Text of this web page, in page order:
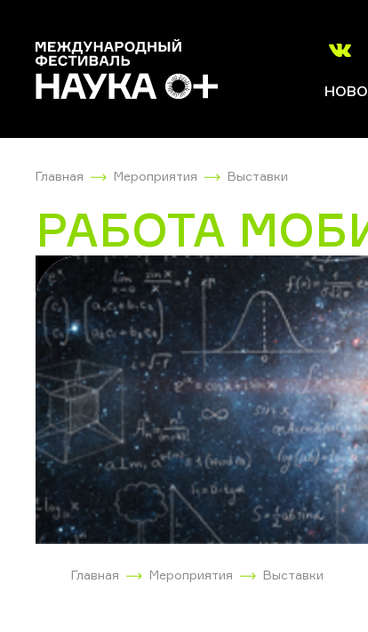
Главная Мероприятия Выставки
РАБОТА
Главная Мероприятия Выставки